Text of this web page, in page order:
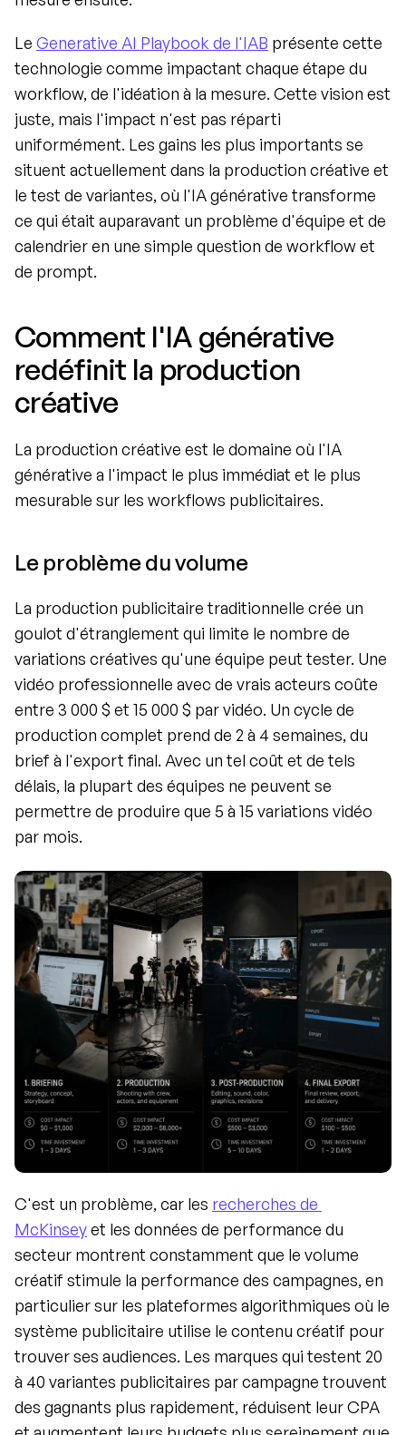
Le Generative AI Playbook de l'IAB présente cette
technologie comme impactant chaque étape du
workflow, de l'idéation à la mesure. Cette vision est
juste, mais l'impact n'est pas réparti
uniformément. Les gains les plus importants se
situent actuellement dans la production créative et
le test de variantes, où l'IA générative transforme
ce qui était auparavant un problème d'équipe et de
calendrier en une simple question de workflow et
de prompt.
Comment l'IA générative
redéfinit la production
créative
La production créative est le domaine où l'IA
générative a l'impact le plus immédiat et le plus
mesurable sur les workflows publicitaires.
Le problème du volume
La production publicitaire traditionnelle crée un
goulot d'étranglement qui limite le nombre de
variations créatives qu'une équipe peut tester. Une
vidéo professionnelle avec de vrais acteurs coûte
entre 3 000 $ et 15 000 $ par vidéo. Un cycle de
production complet prend de 2 à 4 semaines, du
brief à l'export final. Avec un tel coût et de tels
délais, la plupart des équipes ne peuvent se
permettre de produire que 5 à 15 variations vidéo
par mois.
C'est un problème, car les recherches de
McKinsey et les données de performance du
secteur montrent constamment que le volume
créatif stimule la performance des campagnes, en
particulier sur les plateformes algorithmiques où le
système publicitaire utilise le contenu créatif pour
trouver ses audiences. Les marques qui testent 20
à 40 variantes publicitaires par campagne trouvent
des gagnants plus rapidement, réduisent leur CPA